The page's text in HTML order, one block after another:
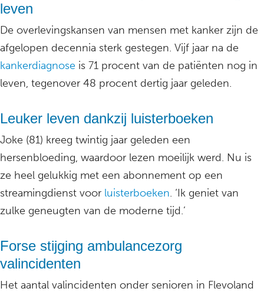
leven
De overlevingskansen van mensen met kanker zijn de
afgelopen decennia sterk gestegen. Vijf jaar na de
kankerdiagnose is 71 procent van de patiënten nog in
leven, tegenover 48 procent dertig jaar geleden.
Leuker leven dankzij luisterboeken
Joke (81) kreeg twintig jaar geleden een
hersenbloeding, waardoor lezen moeilijk werd. Nu is
ze heel gelukkig met een abonnement op een
streamingdienst voor luisterboeken. ‘Ik geniet van
zulke geneugten van de moderne tijd.’
Forse stijging ambulancezorg
valincidenten
Het aantal valincidenten onder senioren in Flevoland